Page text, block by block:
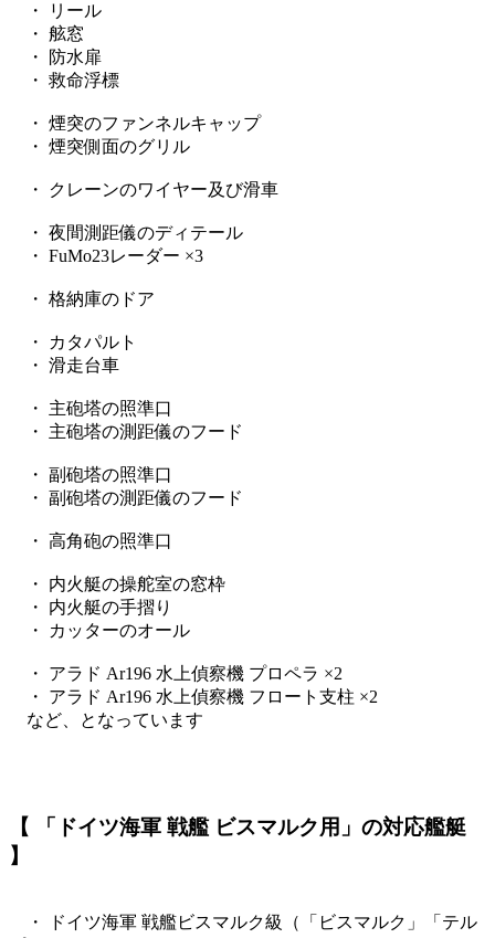
・ リール
・ 舷窓
・ 防水扉
・ 救命浮標
・ 煙突のファンネルキャップ
・ 煙突側面のグリル
・ クレーンのワイヤー及び滑車
・ 夜間測距儀のディテール
・ FuMo23レーダー ×3
・ 格納庫のドア
・ カタパルト
・ 滑走台車
・ 主砲塔の照準口
・ 主砲塔の測距儀のフード
・ 副砲塔の照準口
・ 副砲塔の測距儀のフード
・ 高角砲の照準口
・ 内火艇の操舵室の窓枠
・ 内火艇の手摺り
・ カッターのオール
・ アラド Ar196 水上偵察機 プロペラ ×2
・ アラド Ar196 水上偵察機 フロート支柱 ×2
など、となっています
【 「ドイツ海軍 戦艦 ビスマルク用」の対応艦艇
】
・ ドイツ海軍 戦艦ビスマルク級（「ビスマルク」「テル